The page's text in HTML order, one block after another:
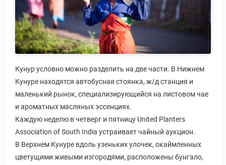
Кунур условно можно разделить на две части. В Нижнем
Кунуре находятся автобусная стоянка, ж/д станция и
маленький рынок, специализирующийся на листовом чае
и ароматных масляных эссенциях.
Каждую неделю в четверг и пятницу United Planters
Association of South India устраивает чайный аукцион.
В Верхнем Кунуре вдоль узеньких улочек, окаймленных
цветущими живыми изгородями, расположены бунгало,